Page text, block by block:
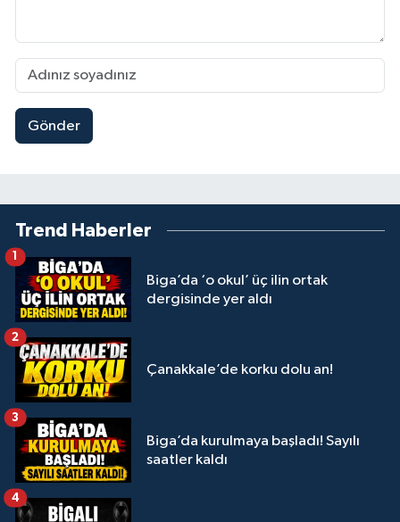
Gönder
Trend Haberler
Biga’da ‘o okul’ üç ilin ortak
dergisinde yer aldı
1
Çanakkale’de korku dolu an!
2
Biga’da kurulmaya başladı! Sayılı
saatler kaldı
3
4